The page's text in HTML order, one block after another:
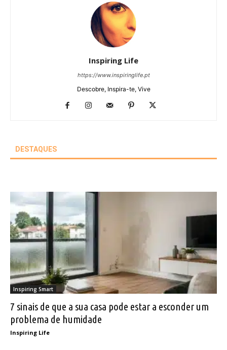
Inspiring Life
https://www.inspiringlife.pt
Descobre, Inspira-te, Vive
DESTAQUES
Inspiring Smart
7 sinais de que a sua casa pode estar a esconder um
problema de humidade
Inspiring Life